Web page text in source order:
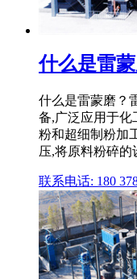
什么是雷
什么是雷蒙磨？
备,广泛应用于化
粉和超细制粉加
压,将原料粉碎
联系电话: 180